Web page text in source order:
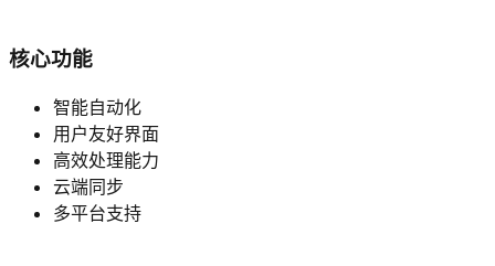
核心功能
智能自动化
用户友好界面
高效处理能力
云端同步
多平台支持